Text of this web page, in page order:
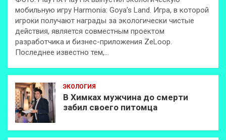
мобильную игру Harmonia: Goya’s Land. Игра, в которой
игроки получают награды за экологически чистые
действия, является совместным проектом
разработчика и бизнес-приложения ZeLoop.
Последнее известно тем,…
ЭКОЛОГИЯ
В Химках мужчина до смерти
забил своего питомца